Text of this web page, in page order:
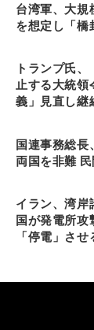
台湾軍、大規
を想定し「橋
トランプ氏
止する大統領
義」見直し継
国連事務総長
両国を非難
イラン、湾岸
国が発電所攻
「停電」させ